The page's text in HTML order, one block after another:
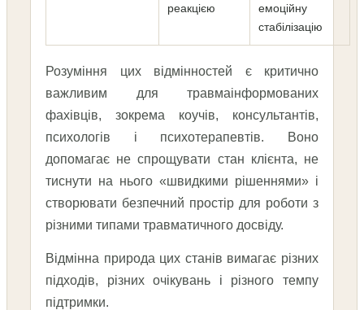
реакцією
емоційну
стабілізацію
Розуміння цих відмінностей є критично
важливим для травмаінформованих
фахівців, зокрема коучів, консультантів,
психологів і психотерапевтів. Воно
допомагає не спрощувати стан клієнта, не
тиснути на нього «швидкими рішеннями» і
створювати безпечний простір для роботи з
різними типами травматичного досвіду.
Відмінна природа цих станів вимагає різних
підходів, різних очікувань і різного темпу
підтримки.